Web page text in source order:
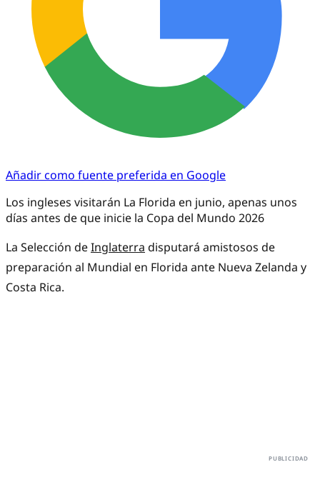
Añadir como fuente preferida en Google
Los ingleses visitarán La Florida en junio, apenas unos
días antes de que inicie la Copa del Mundo 2026
La Selección deInglaterra disputará amistosos de
preparación al Mundial en Florida ante Nueva Zelanda y
Costa Rica.